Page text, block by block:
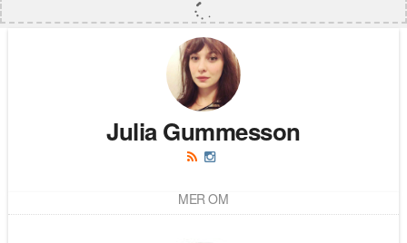
Julia Gummesson
MER OM